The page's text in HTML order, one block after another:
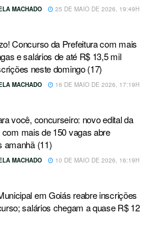
MACHADO
25 DE MAIO DE 2026, 19:49H
Concurso da Prefeitura com mais
e salários de até R$ 13,5 mil
neste domingo (17)
MACHADO
16 DE MAIO DE 2026, 17:19H
você, concurseiro: novo edital da
com mais de 150 vagas abre
amanhã (11)
MACHADO
10 DE MAIO DE 2026, 16:19H
em Goiás reabre inscrições
salários chegam a quase R$ 12